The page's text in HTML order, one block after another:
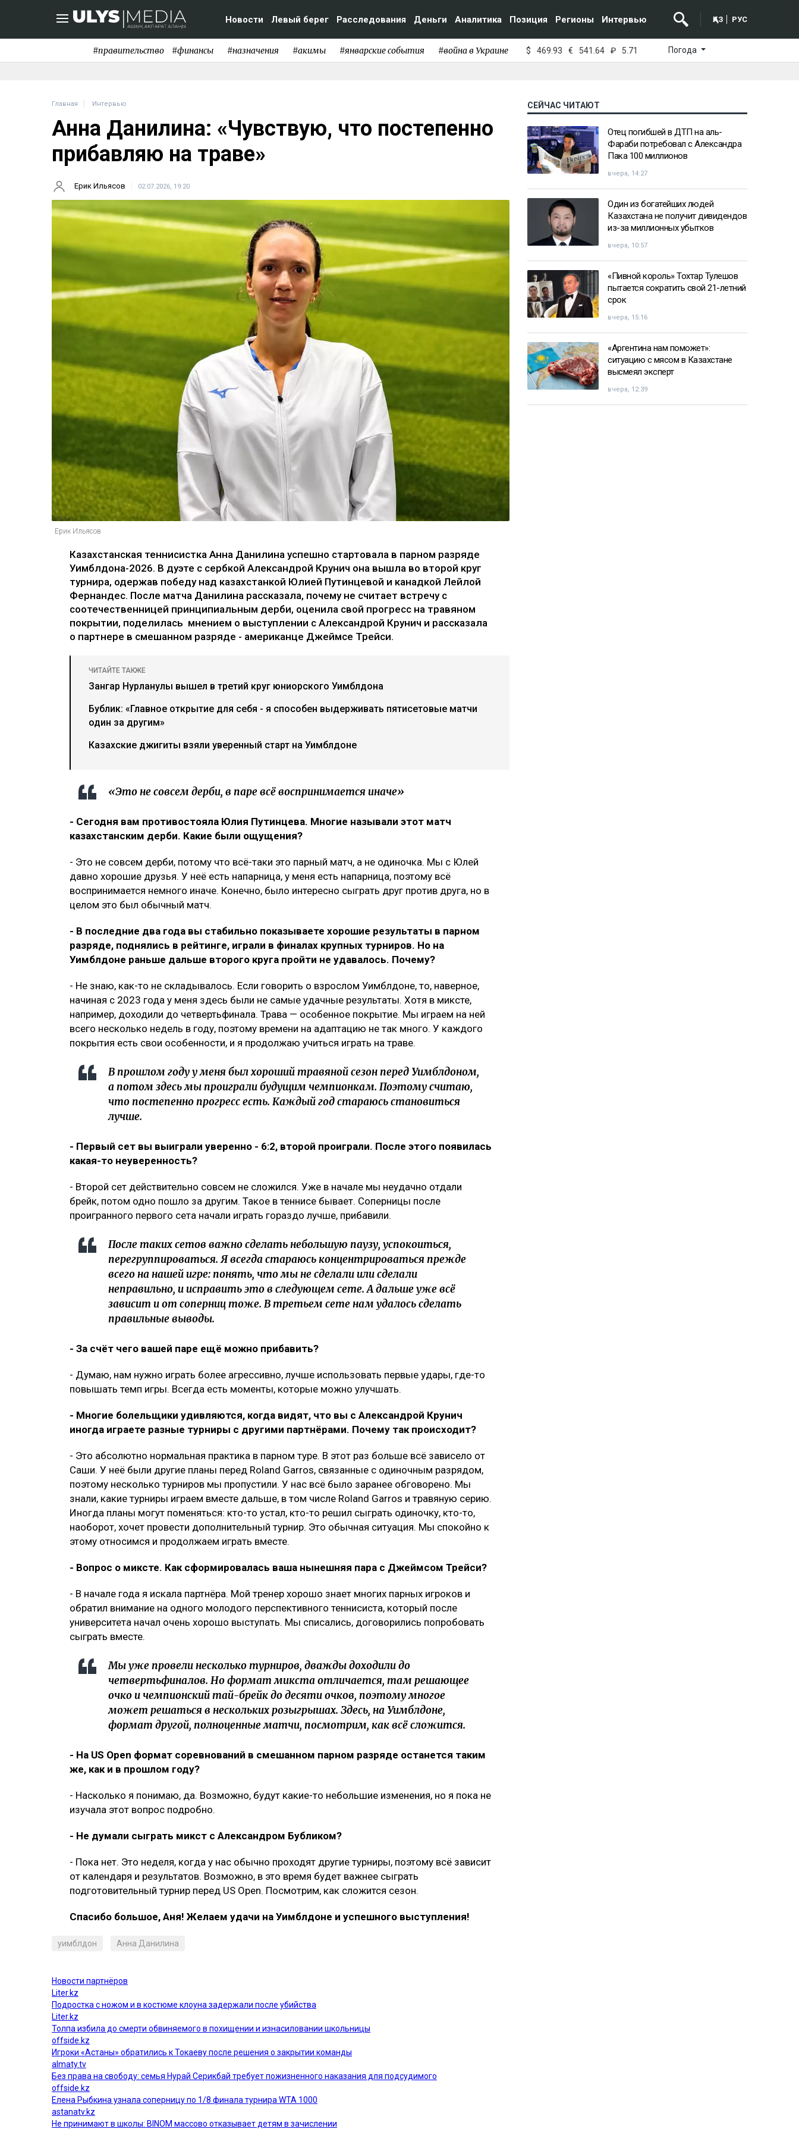
Новости Левый берег Расследования Деньги Аналитика Позиция Регионы Интервью ҚАЗ РУС
#правительство #финансы #назначения #акимы #январские события #война в Украине $ 469.93 € 541.64 ₽ 5.71 Погода
Главная Интервью
Анна Данилина: «Чувствую, что постепенно
прибавляю на траве»
Ерик Ильясов 02.07.2026, 19:20
Ерик Ильясов
Казахстанская теннисистка Анна Данилина успешно стартовала в парном разряде
Уимблдона-2026. В дуэте с сербкой Александрой Крунич она вышла во второй круг
турнира, одержав победу над казахстанкой Юлией Путинцевой и канадкой Лейлой
Фернандес. После матча Данилина рассказала, почему не считает встречу с
соотечественницей принципиальным дерби, оценила свой прогресс на травяном
покрытии, поделилась мнением о выступлении с Александрой Крунич и рассказала
о партнере в смешанном разряде - американце Джеймсе Трейси.
ЧИТАЙТЕ ТАКЖЕ
Зангар Нурланулы вышел в третий круг юниорского Уимблдона
Бублик: «Главное открытие для себя - я способен выдерживать пятисетовые матчи
один за другим»
Казахские джигиты взяли уверенный старт на Уимблдоне
«Это не совсем дерби, в паре всё воспринимается иначе»
- Сегодня вам противостояла Юлия Путинцева. Многие называли этот матч
казахстанским дерби. Какие были ощущения?
- Это не совсем дерби, потому что всё-таки это парный матч, а не одиночка. Мы с Юлей
давно хорошие друзья. У неё есть напарница, у меня есть напарница, поэтому всё
воспринимается немного иначе. Конечно, было интересно сыграть друг против друга, но в
целом это был обычный матч.
- В последние два года вы стабильно показываете хорошие результаты в парном
разряде, поднялись в рейтинге, играли в финалах крупных турниров. Но на
Уимблдоне раньше дальше второго круга пройти не удавалось. Почему?
- Не знаю, как-то не складывалось. Если говорить о взрослом Уимблдоне, то, наверное,
начиная с 2023 года у меня здесь были не самые удачные результаты. Хотя в миксте,
например, доходили до четвертьфинала. Трава — особенное покрытие. Мы играем на ней
всего несколько недель в году, поэтому времени на адаптацию не так много. У каждого
покрытия есть свои особенности, и я продолжаю учиться играть на траве.
В прошлом году у меня был хороший травяной сезон перед Уимблдоном,
а потом здесь мы проиграли будущим чемпионкам. Поэтому считаю,
что постепенно прогресс есть. Каждый год стараюсь становиться
лучше.
- Первый сет вы выиграли уверенно - 6:2, второй проиграли. После этого появилась
какая-то неуверенность?
- Второй сет действительно совсем не сложился. Уже в начале мы неудачно отдали
брейк, потом одно пошло за другим. Такое в теннисе бывает. Соперницы после
проигранного первого сета начали играть гораздо лучше, прибавили.
После таких сетов важно сделать небольшую паузу, успокоиться,
перегруппироваться. Я всегда стараюсь концентрироваться прежде
всего на нашей игре: понять, что мы не сделали или сделали
неправильно, и исправить это в следующем сете. А дальше уже всё
зависит и от соперниц тоже. В третьем сете нам удалось сделать
правильные выводы.
- За счёт чего вашей паре ещё можно прибавить?
- Думаю, нам нужно играть более агрессивно, лучше использовать первые удары, где-то
повышать темп игры. Всегда есть моменты, которые можно улучшать.
- Многие болельщики удивляются, когда видят, что вы с Александрой Крунич
иногда играете разные турниры с другими партнёрами. Почему так происходит?
- Это абсолютно нормальная практика в парном туре. В этот раз больше всё зависело от
Саши. У неё были другие планы перед Roland Garros, связанные с одиночным разрядом,
поэтому несколько турниров мы пропустили. У нас всё было заранее обговорено. Мы
знали, какие турниры играем вместе дальше, в том числе Roland Garros и травяную серию.
Иногда планы могут поменяться: кто-то устал, кто-то решил сыграть одиночку, кто-то,
наоборот, хочет провести дополнительный турнир. Это обычная ситуация. Мы спокойно к
этому относимся и продолжаем играть вместе.
- Вопрос о миксте. Как сформировалась ваша нынешняя пара с Джеймсом Трейси?
- В начале года я искала партнёра. Мой тренер хорошо знает многих парных игроков и
обратил внимание на одного молодого перспективного теннисиста, который после
университета начал очень хорошо выступать. Мы списались, договорились попробовать
сыграть вместе.
Мы уже провели несколько турниров, дважды доходили до
четвертьфиналов. Но формат микста отличается, там решающее
очко и чемпионский тай-брейк до десяти очков, поэтому многое
может решаться в нескольких розыгрышах. Здесь, на Уимблдоне,
формат другой, полноценные матчи, посмотрим, как всё сложится.
- На US Open формат соревнований в смешанном парном разряде останется таким
же, как и в прошлом году?
- Насколько я понимаю, да. Возможно, будут какие-то небольшие изменения, но я пока не
изучала этот вопрос подробно.
- Не думали сыграть микст с Александром Бубликом?
- Пока нет. Это неделя, когда у нас обычно проходят другие турниры, поэтому всё зависит
от календаря и результатов. Возможно, в это время будет важнее сыграть
подготовительный турнир перед US Open. Посмотрим, как сложится сезон.
Спасибо большое, Аня! Желаем удачи на Уимблдоне и успешного выступления!
уимблдон Анна Данилина
СЕЙЧАС ЧИТАЮТ
Отец погибшей в ДТП на аль-
Фараби потребовал с Александра
Пака 100 миллионов
вчера, 14:27
Один из богатейших людей
Казахстана не получит дивидендов
из-за миллионных убытков
вчера, 10:57
«Пивной король» Тохтар Тулешов
пытается сократить свой 21-летний
срок
вчера, 15:16
«Аргентина нам поможет»:
ситуацию с мясом в Казахстане
высмеял эксперт
вчера, 12:39